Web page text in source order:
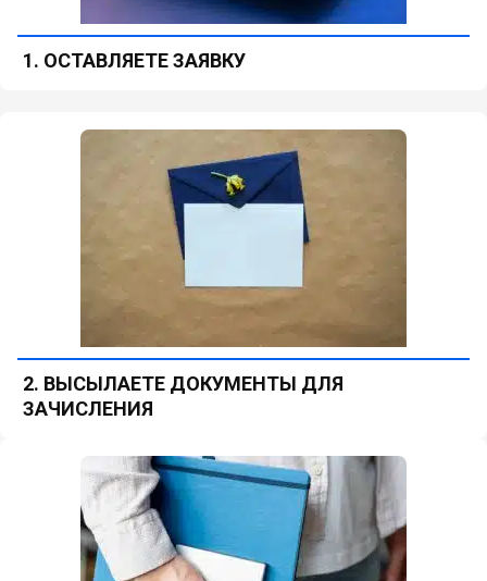
1. ОСТАВЛЯЕТЕ ЗАЯВКУ
2. ВЫСЫЛАЕТЕ ДОКУМЕНТЫ ДЛЯ
ЗАЧИСЛЕНИЯ